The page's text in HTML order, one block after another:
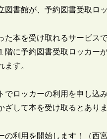
図書館が、予約図書受取ロ
た本を受け取れるサービス
階に予約図書受取ロッカー
す。
でロッカーの利用を申し込
して本を受け取るとあり
利用を開始します！（西宮